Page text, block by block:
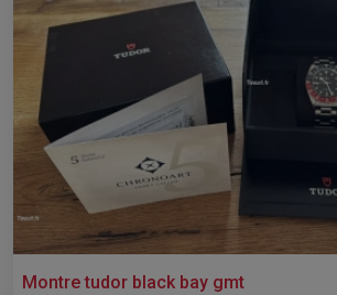
Montre tudor black bay gmt